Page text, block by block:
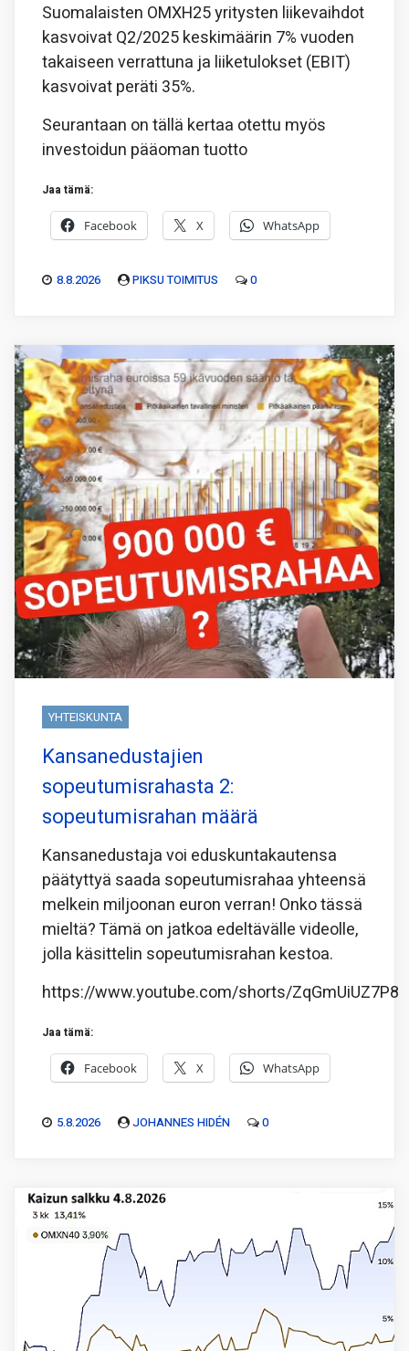
Suomalaisten OMXH25 yritysten liikevaihdot
kasvoivat Q2/2025 keskimäärin 7% vuoden
takaiseen verrattuna ja liiketulokset (EBIT)
kasvoivat peräti 35%.
Seurantaan on tällä kertaa otettu myös
investoidun pääoman tuotto
Jaa tämä:
Facebook X WhatsApp
8.8.2026 PIKSU TOIMITUS 0
YHTEISKUNTA
Kansanedustajien
sopeutumisrahasta 2:
sopeutumisrahan määrä
Kansanedustaja voi eduskuntakautensa
päätyttyä saada sopeutumisrahaa yhteensä
melkein miljoonan euron verran! Onko tässä
mieltä? Tämä on jatkoa edeltävälle videolle,
jolla käsittelin sopeutumisrahan kestoa.
https://www.youtube.com/shorts/ZqGmUiUZ7P8
Jaa tämä:
Facebook X WhatsApp
5.8.2026 JOHANNES HIDÉN 0